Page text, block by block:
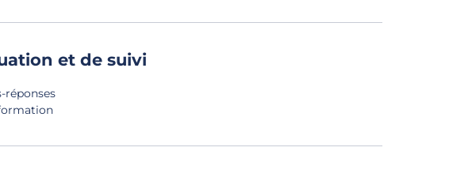
et de suivi
réponses